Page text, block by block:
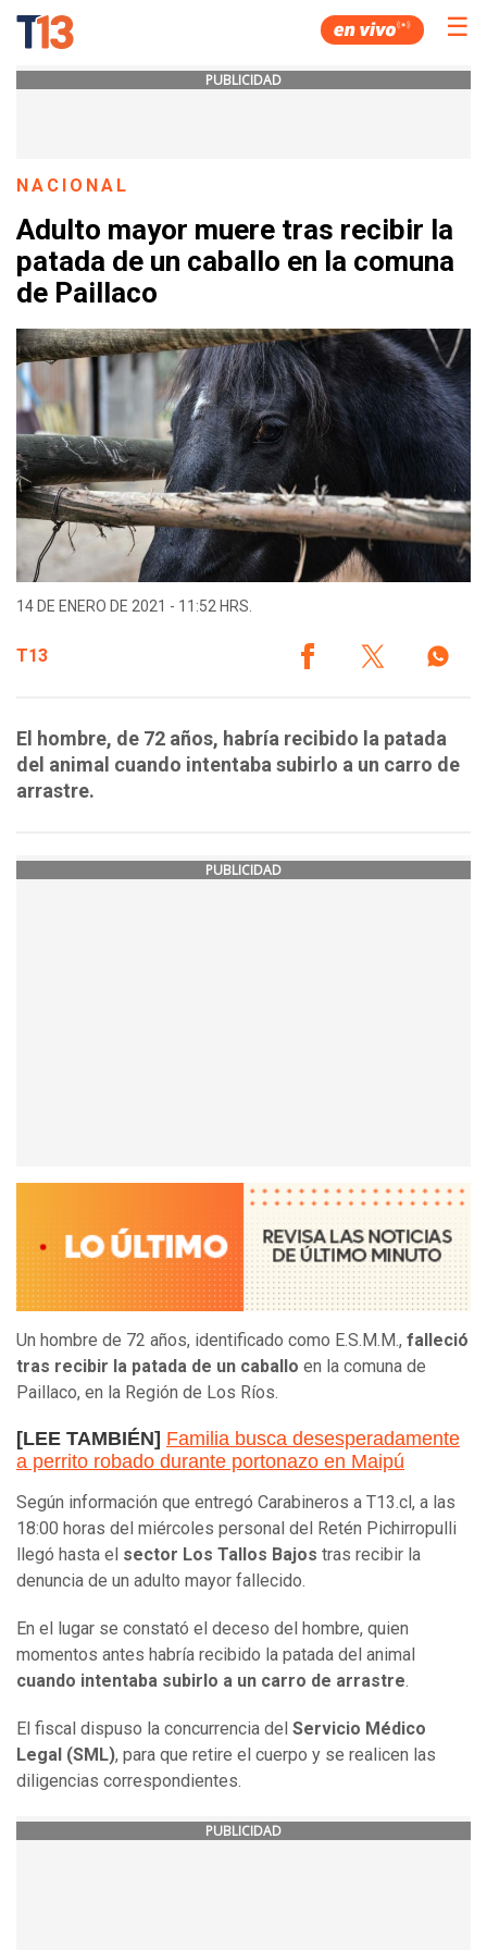
☰
PUBLICIDAD
NACIONAL
Adulto mayor muere tras recibir la
patada de un caballo en la comuna
de Paillaco
14 DE ENERO DE 2021 - 11:52 HRS.
T13
El hombre, de 72 años, habría recibido la patada
del animal cuando intentaba subirlo a un carro de
arrastre.
PUBLICIDAD
Un hombre de 72 años, identificado como E.S.M.M., falleció
tras recibir la patada de un caballo en la comuna de
Paillaco, en la Región de Los Ríos.
[LEE TAMBIÉN] Familia busca desesperadamente
a perrito robado durante portonazo en Maipú
Según información que entregó Carabineros a T13.cl, a las
18:00 horas del miércoles personal del Retén Pichirropulli
llegó hasta el sector Los Tallos Bajos tras recibir la
denuncia de un adulto mayor fallecido.
En el lugar se constató el deceso del hombre, quien
momentos antes habría recibido la patada del animal
cuando intentaba subirlo a un carro de arrastre.
El fiscal dispuso la concurrencia del Servicio Médico
Legal (SML), para que retire el cuerpo y se realicen las
diligencias correspondientes.
PUBLICIDAD